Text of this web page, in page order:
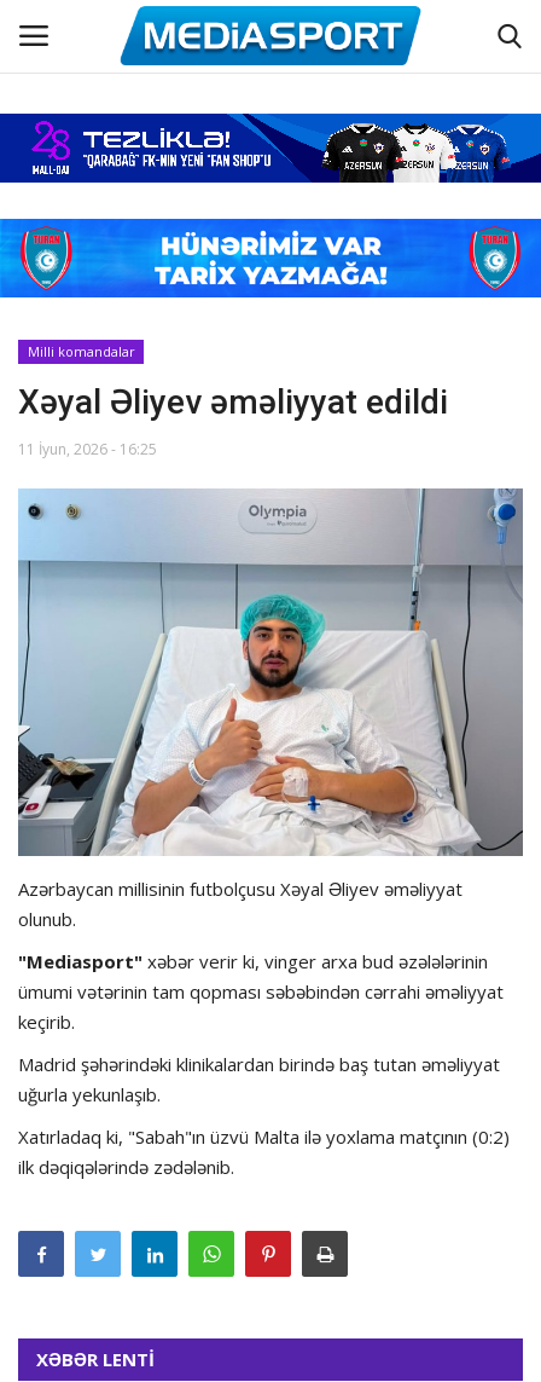
Əsas
Azərbaycan futbolu
Maraqlı
Əlaqə
Haqqımızda
Hadisə
Olimpiada
Layihə
Formula 1
İdman növləri
Milli komandalar
Xəyal Əliyev əməliyyat edildi
11 İyun, 2026 - 16:25
Azərbaycan millisinin futbolçusu Xəyal Əliyev əməliyyat
olunub.
"Mediasport" xəbər verir ki, vinger arxa bud əzələlərinin
ümumi vətərinin tam qopması səbəbindən cərrahi əməliyyat
keçirib.
Madrid şəhərindəki klinikalardan birində baş tutan əməliyyat
uğurla yekunlaşıb.
Xatırladaq ki, "Sabah"ın üzvü Malta ilə yoxlama matçının (0:2)
ilk dəqiqələrində zədələnib.
XƏBƏR LENTİ